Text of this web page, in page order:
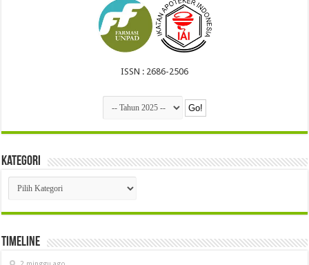
ISSN : 2686-2506
Kategori
Kategori
Timeline